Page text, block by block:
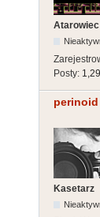
Atarowiec
Posty:
perinoid
Kasetarz